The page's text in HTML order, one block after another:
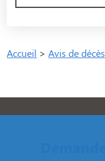
Accueil >Avis de décès